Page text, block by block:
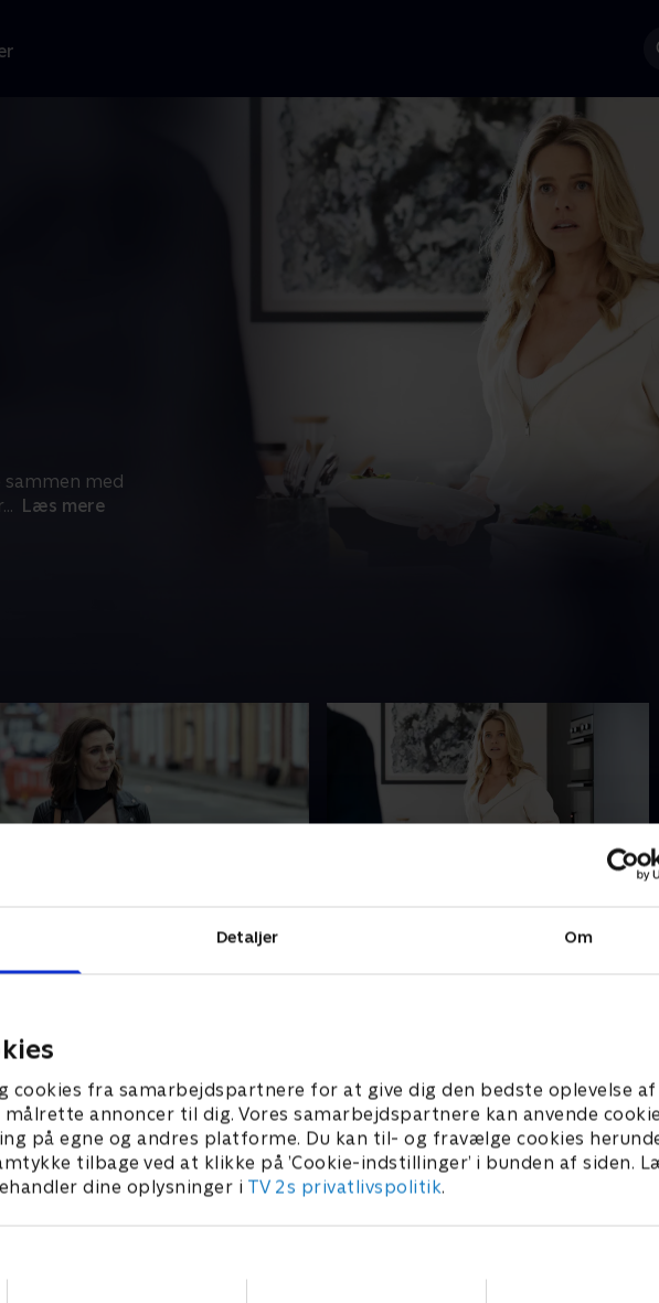
Detaljer Om
cookies fra samarbejdspartnere for at give dig den bedste oplevelse af
annoncer til dig. Vores samarbejdspartnere kan anvende
på egne og andres platforme. Du kan til- og fravælge cookies
tilbage ved at klikke på ’Cookie-indstillinger’ i bunden af siden.
dine oplysninger i TV 2s privatlivspolitik.
med
... Læs mere
tager Seamus med hjem for at
februar 2024 • 27 min
Janet besøger London for første